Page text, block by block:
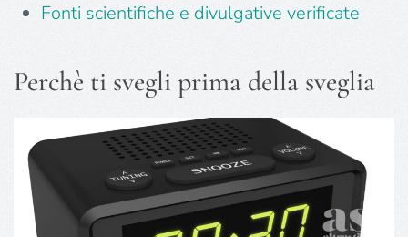
Fonti scientifiche e divulgative verificate
Perchè ti svegli prima della sveglia